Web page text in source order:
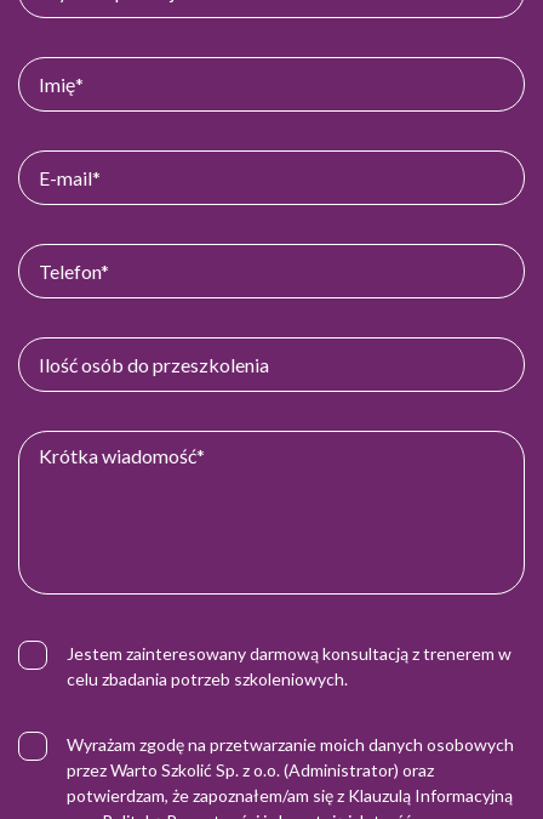
Jestem zainteresowany darmową konsultacją z trenerem w
celu zbadania potrzeb szkoleniowych.
Wyrażam zgodę na przetwarzanie moich danych osobowych
przez Warto Szkolić Sp. z o.o. (Administrator) oraz
potwierdzam, że zapoznałem/am się z Klauzulą Informacyjną